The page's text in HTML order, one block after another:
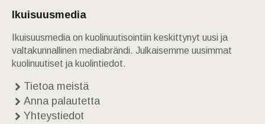
Ikuisuusmedia
Ikuisuusmedia on kuolinuutisointiin keskittynyt uusi ja
valtakunnallinen mediabrändi. Julkaisemme uusimmat
kuolinuutiset ja kuolintiedot.
Tietoa meistä
Anna palautetta
Yhteystiedot